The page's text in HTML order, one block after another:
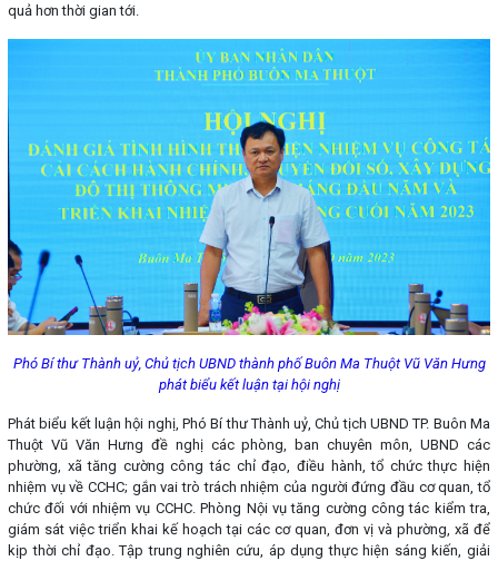
quả hơn thời gian tới.
Phó Bí thư Thành uỷ, Chủ tịch UBND thành phố Buôn Ma Thuột Vũ Văn Hưng
phát biểu kết luận tại hội nghị
Phát biểu kết luận hội nghị, Phó Bí thư Thành uỷ, Chủ tịch UBND TP. Buôn Ma
Thuột Vũ Văn Hưng đề nghị các phòng, ban chuyên môn, UBND các
phường, xã tăng cường công tác chỉ đạo, điều hành, tổ chức thực hiện
nhiệm vụ về CCHC; gắn vai trò trách nhiệm của người đứng đầu cơ quan, tổ
chức đối với nhiệm vụ CCHC. Phòng Nội vụ tăng cường công tác kiểm tra,
giám sát việc triển khai kế hoạch tại các cơ quan, đơn vị và phường, xã để
kịp thời chỉ đạo. Tập trung nghiên cứu, áp dụng thực hiện sáng kiến, giải